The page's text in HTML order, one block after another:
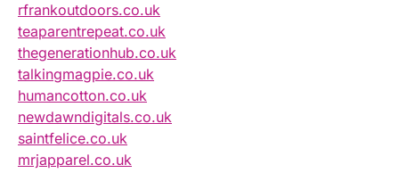
rfrankoutdoors.co.uk
teaparentrepeat.co.uk
thegenerationhub.co.uk
talkingmagpie.co.uk
humancotton.co.uk
newdawndigitals.co.uk
saintfelice.co.uk
mrjapparel.co.uk